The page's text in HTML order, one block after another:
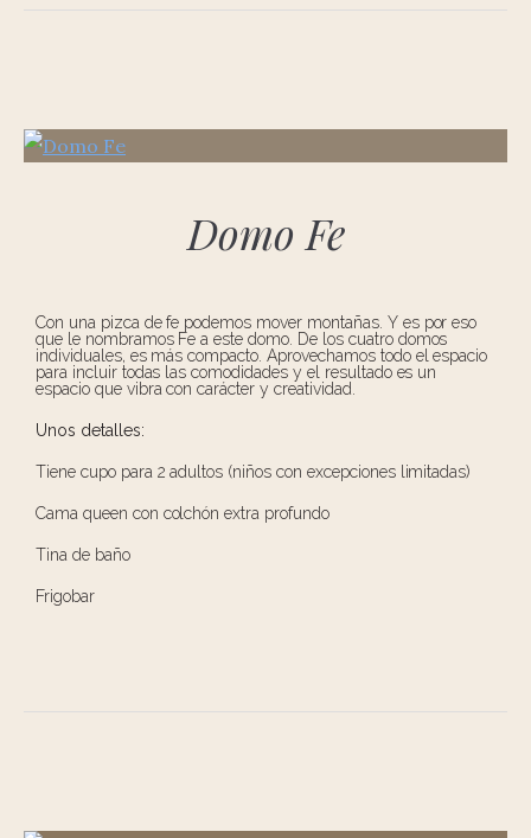
Domo Fe
Con una pizca de fe podemos mover montañas. Y es por eso
que le nombramos Fe a este domo. De los cuatro domos
individuales, es más compacto. Aprovechamos todo el espacio
para incluir todas las comodidades y el resultado es un
espacio que vibra con carácter y creatividad.
Unos detalles:
Tiene cupo para 2 adultos (niños con excepciones limitadas)
Cama queen con colchón extra profundo
Tina de baño
Frigobar